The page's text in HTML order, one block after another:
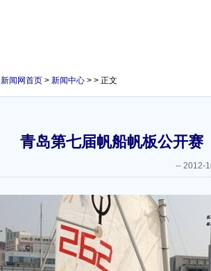
新闻网首页 > 新闻中心 > > 正文
青岛第七届帆船帆板公开赛
-- 2012-